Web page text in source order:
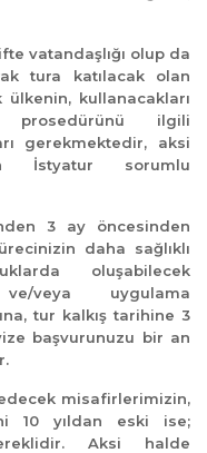
vatandaşlığı olup da
tura katılacak olan
kullanacakları
prosedürünü ilgili
gerekmektedir, aksi
İstyatur sorumlu
3 ay öncesinden
daha sağlıklı
oluşabilecek
veya uygulama
tur kalkış tarihine 3
başvurunuzu bir an
misafirlerimizin,
10 yıldan eski ise;
Aksi halde